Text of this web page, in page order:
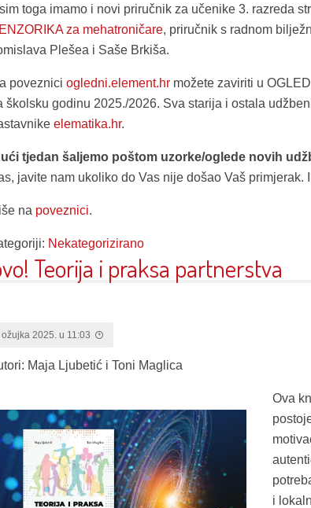
toga imamo i novi priručnik za učenike 3. razreda
za mehatroničare, priručnik s radnom
Plešea i Saše Brkiša.
poveznici ogledni.element.hrmožete zaviriti u
školsku godinu 2025./2026. Sva starija i ostala
elematika.hr.
tjedan šaljemo poštom uzorke/oglede novih
javite nam ukoliko do Vas nije došao Vaš primjerak.
na poveznici.
Nekategorizirano
Teorija i praksa partnerstva
2025. u 11:03
Maja Ljubetić i Toni Maglica
Ova
i